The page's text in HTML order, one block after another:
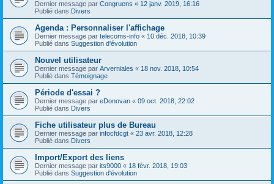
Dernier message par Congruens « 12 janv. 2019, 16:16
Publié dans Divers
Agenda : Personnaliser l'affichage
Dernier message par telecoms-info « 10 déc. 2018, 10:39
Publié dans Suggestion d'évolution
Nouvel utilisateur
Dernier message par Arverniales « 18 nov. 2018, 10:54
Publié dans Témoignage
Période d'essai ?
Dernier message par eDonovan « 09 oct. 2018, 22:02
Publié dans Divers
Fiche utilisateur plus de Bureau
Dernier message par infocfdcgt « 23 avr. 2018, 12:28
Publié dans Divers
Import/Export des liens
Dernier message par its9000 « 18 févr. 2018, 19:03
Publié dans Suggestion d'évolution